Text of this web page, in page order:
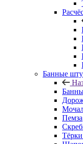
Банные
Пемза